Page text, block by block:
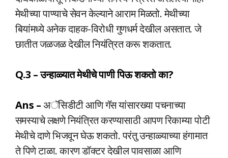
मेथीच्या पाण्याचे सेवन केल्याने आराम मिळतो. मेथीच्या
बियांमध्ये अनेक दाहक-विरोधी गुणधर्म देखील असतात. जे
छातीत जळजळ देखील नियंत्रित करू शकतात.
Q.3 – उन्हाळ्यात मेथीचे पाणी पिऊ शकतो का?
Ans –अॅसिडीटी आणि गॅस यांसारख्या पचनाच्या
समस्याचे लक्षणे नियंत्रित करण्यासाठी आपण रिकाम्या पोटी
मेथीचे दाणे भिजवून घेऊ शकतो. परंतु उन्हाळ्याच्या हंगामात
ते पिणे टाळा. कारण डॉक्टर देखील पावसाळा आणि